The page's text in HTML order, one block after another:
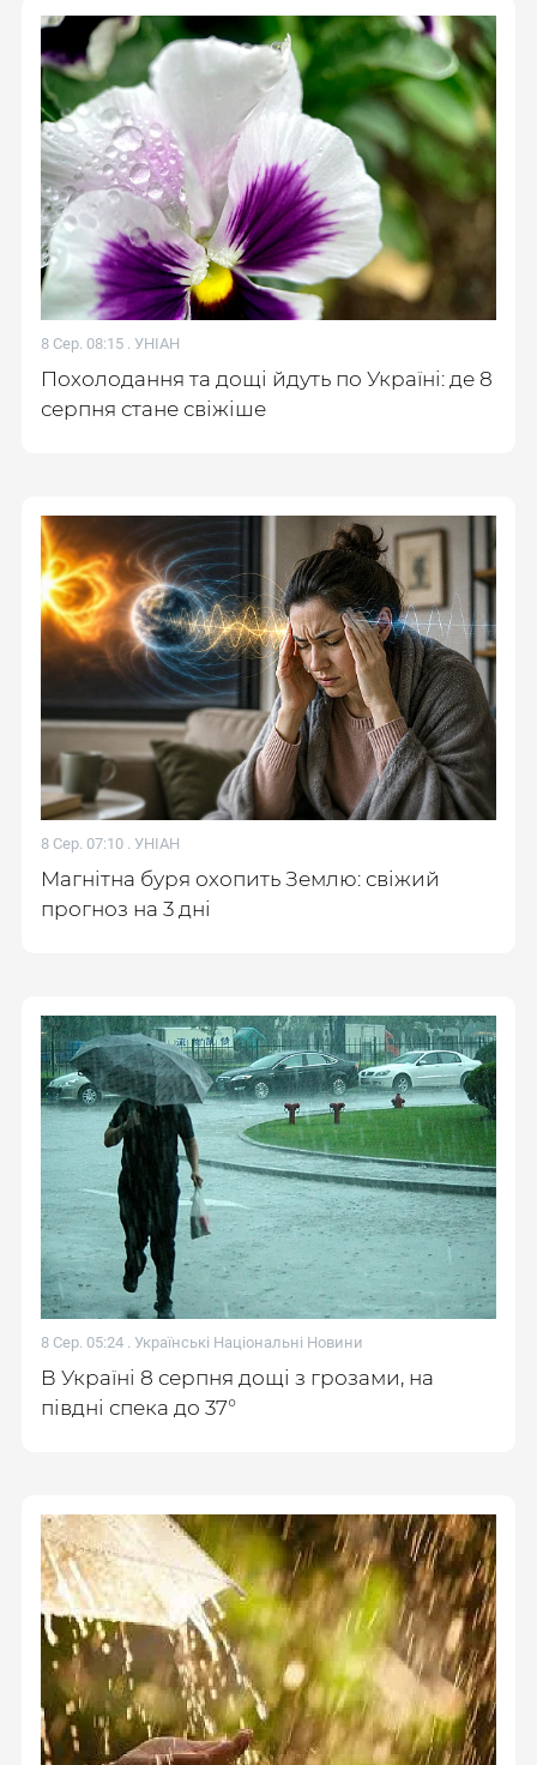
8 Сер. 08:15 . УНІАН
Похолодання та дощі йдуть по Україні: де 8
серпня стане свіжіше
8 Сер. 07:10 . УНІАН
Магнітна буря охопить Землю: свіжий
прогноз на 3 дні
8 Сер. 05:24 . Українські Національні Новини
В Україні 8 серпня дощі з грозами, на
півдні спека до 37°